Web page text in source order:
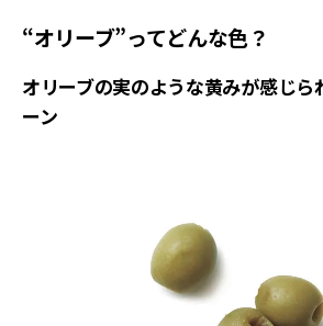
“オリーブ”ってどんな色？
オリーブの実のような黄みが感じら
ーン